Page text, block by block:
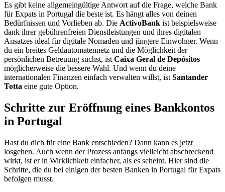
Es gibt keine allgemeingültige Antwort auf die Frage, welche Bank
für Expats in Portugal die beste ist. Es hängt alles von deinen
Bedürfnissen und Vorlieben ab. Die ActivoBank ist beispielsweise
dank ihrer gebührenfreien Dienstleistungen und ihres digitalen
Ansatzes ideal für digitale Nomaden und jüngere Einwohner. Wenn
du ein breites Geldautomatennetz und die Möglichkeit der
persönlichen Betreuung suchst, ist Caixa Geral de Depósitos
möglicherweise die bessere Wahl. Und wenn du deine
internationalen Finanzen einfach verwalten willst, ist Santander
Totta eine gute Option.
Schritte zur Eröffnung eines Bankkontos
in Portugal
Hast du dich für eine Bank entschieden? Dann kann es jetzt
losgehen. Auch wenn der Prozess anfangs vielleicht abschreckend
wirkt, ist er in Wirklichkeit einfacher, als es scheint. Hier sind die
Schritte, die du bei einigen der besten Banken in Portugal für Expats
befolgen musst.